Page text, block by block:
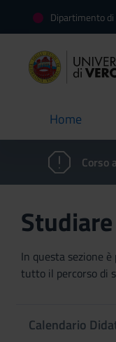
Dipartimento
Home
current
Corso
Studiare
In questa sezione
tutto il percorso di
Calendario